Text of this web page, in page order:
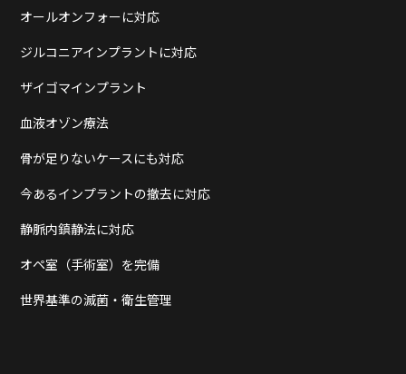
オールオンフォーに対応
ジルコニアインプラントに対応
ザイゴマインプラント
血液オゾン療法
骨が足りないケースにも対応
今あるインプラントの撤去に対応
静脈内鎮静法に対応
オペ室（手術室）を完備
世界基準の滅菌・衛生管理